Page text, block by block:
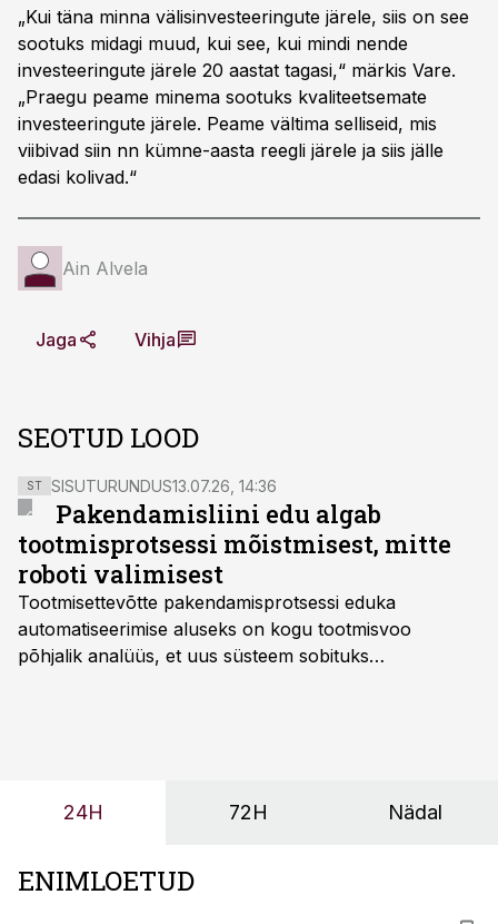
„Kui täna minna välisinvesteeringute järele, siis on see
sootuks midagi muud, kui see, kui mindi nende
investeeringute järele 20 aastat tagasi,“ märkis Vare.
„Praegu peame minema sootuks kvaliteetsemate
investeeringute järele. Peame vältima selliseid, mis
viibivad siin nn kümne-aasta reegli järele ja siis jälle
edasi kolivad.“
Ain Alvela
Jaga Vihja
SEOTUD LOOD
ST SISUTURUNDUS13.07.26, 14:36
Pakendamisliini edu algab
tootmisprotsessi mõistmisest, mitte
roboti valimisest
Tootmisettevõtte pakendamisprotsessi eduka
automatiseerimise aluseks on kogu tootmisvoo
põhjalik analüüs, et uus süsteem sobituks
OÜ tegevjuht Sander Mitendorf.
24H 72H Nädal
ENIMLOETUD